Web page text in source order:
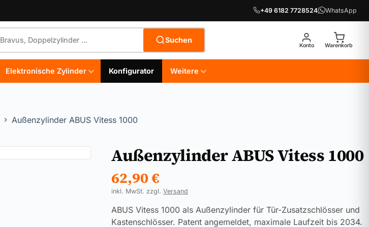
+49 6182 7728524 WhatsApp
Suchen
Konto Warenkorb
Elektronische Zylinder Konfigurator Weitere
Außenzylinder ABUS Vitess 1000
Außenzylinder ABUS Vitess 1000
62,90€
inkl. MwSt. zzgl. Versand
ABUS Vitess 1000 als Außenzylinder für Tür-Zusatzschlösser und
Kastenschlösser. Patent angemeldet, maximale Laufzeit bis 2034.